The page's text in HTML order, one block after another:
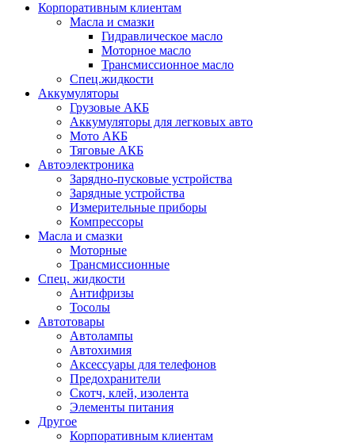
Корпоративным клиентам
Масла и смазки
Гидравлическое масло
Моторное масло
Трансмиссионное масло
Спец.жидкости
Аккумуляторы
Грузовые АКБ
Аккумуляторы для легковых авто
Мото АКБ
Тяговые АКБ
Автоэлектроника
Зарядно-пусковые устройства
Зарядные устройства
Измерительные приборы
Компрессоры
Масла и смазки
Моторные
Трансмиссионные
Спец. жидкости
Антифризы
Тосолы
Автотовары
Автолампы
Автохимия
Аксессуары для телефонов
Предохранители
Скотч, клей, изолента
Элементы питания
Другое
Корпоративным клиентам